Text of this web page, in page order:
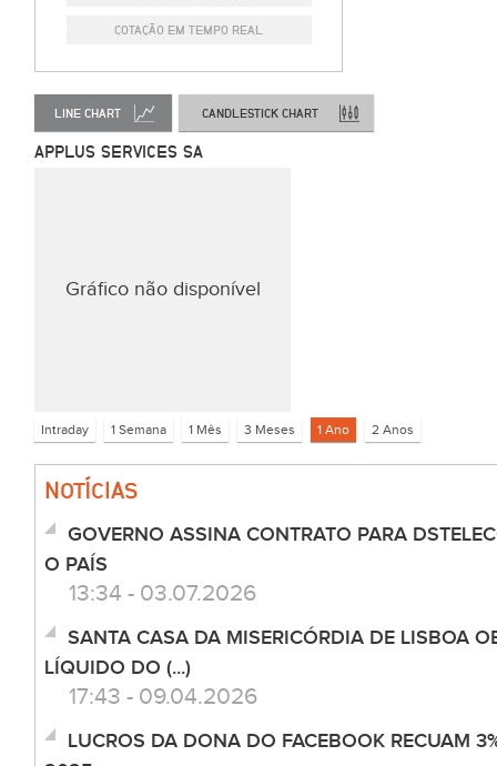
COTAÇÃO EM TEMPO REAL
LINE CHART CANDLESTICK CHART
APPLUS SERVICES SA
Gráfico não disponível
NOTÍCIAS
GOVERNO ASSINA CONTRATO PARA
O PAÍS
13:34 - 03.07.2026
SANTA CASA DA MISERICÓRDIA DE LISBOA
LÍQUIDO DO (...)
17:43 - 09.04.2026
LUCROS DA DONA DO FACEBOOK RECUAM